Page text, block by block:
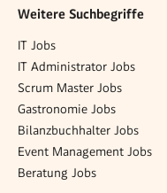
Weitere Suchbegriffe
IT Jobs
IT Administrator Jobs
Scrum Master Jobs
Gastronomie Jobs
Bilanzbuchhalter Jobs
Event Management Jobs
Beratung Jobs